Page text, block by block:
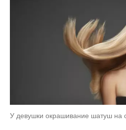
У девушки окрашивание шатуш на